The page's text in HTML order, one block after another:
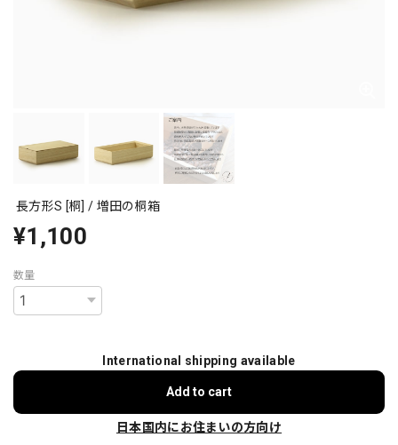
長方形S [桐] / 増田の桐箱
¥1,100
数量
International shipping available
Add to cart
日本国内にお住まいの方向け